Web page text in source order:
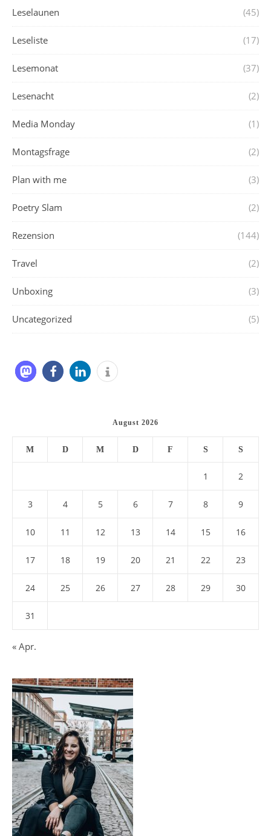
Leselaunen (45)
Leseliste (17)
Lesemonat (37)
Lesenacht (2)
Media Monday (1)
Montagsfrage (2)
Plan with me (3)
Poetry Slam (2)
Rezension (144)
Travel (2)
Unboxing (3)
Uncategorized (5)
August 2026
M D M D F S S
1 2
3 4 5 6 7 8 9
10 11 12 13 14 15 16
17 18 19 20 21 22 23
24 25 26 27 28 29 30
31
« Apr.